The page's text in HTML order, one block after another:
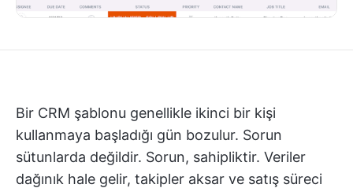
Bir CRM şablonu genellikle ikinci bir kişi
kullanmaya başladığı gün bozulur. Sorun
sütunlarda değildir. Sorun, sahipliktir. Veriler
dağınık hale gelir, takipler aksar ve satış süreci